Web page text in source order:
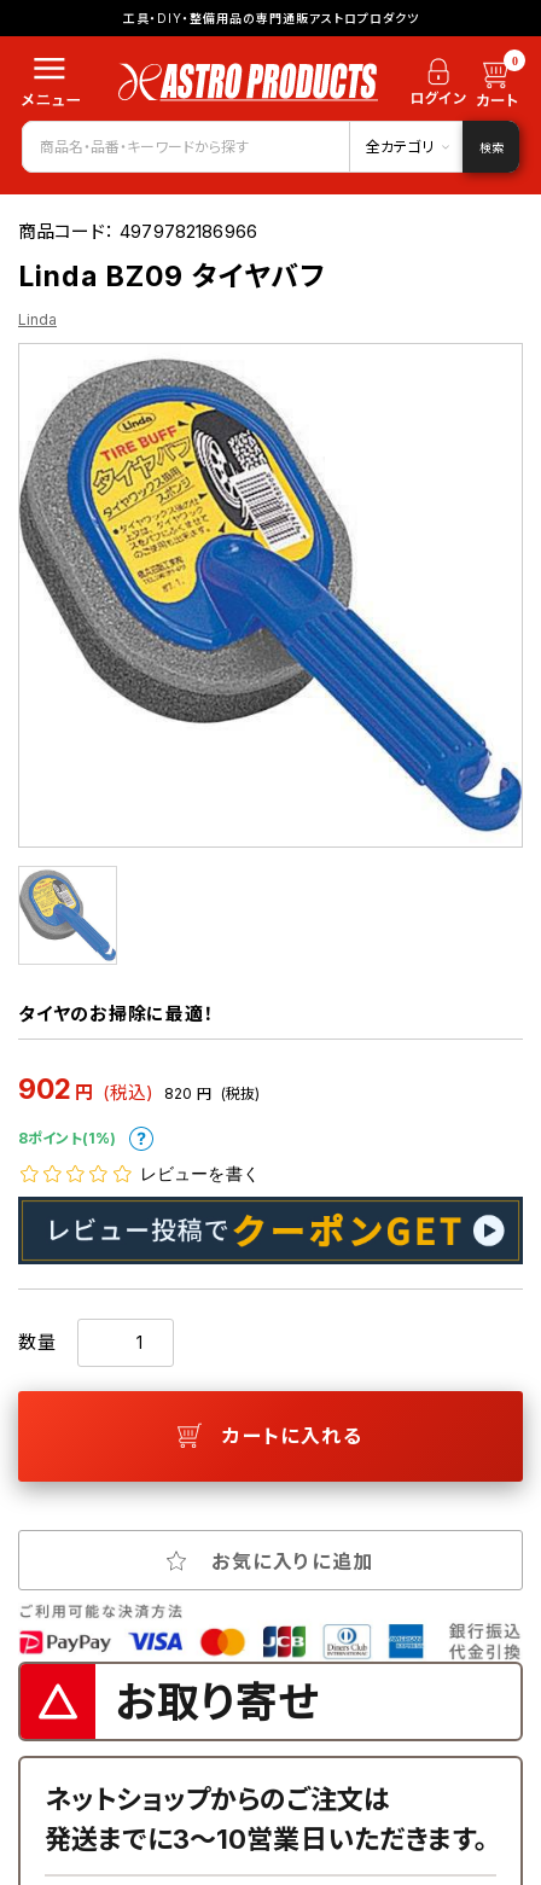
工具・DIY・整備用品の専門通販アストロプロダクツ
0
全カテゴリ 検索
商品コード：4979782186966
Linda BZ09 タイヤバフ
Linda
タイヤのお掃除に最適！
902 円 (税込) 820 円 (税抜)
8ポイント(1%)
レビューを書く
数量
カートに入れる
お気に入りに追加
お取り寄せ
ネットショップからのご注文は
発送までに3～10営業日いただきます。